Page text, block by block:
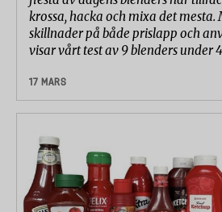
krossa, hacka och mixa det mesta.
skillnader på både prislapp och
visar vårt test av 9 blenders under
17 MARS